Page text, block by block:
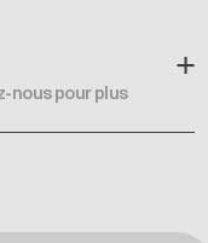
nous pour plus